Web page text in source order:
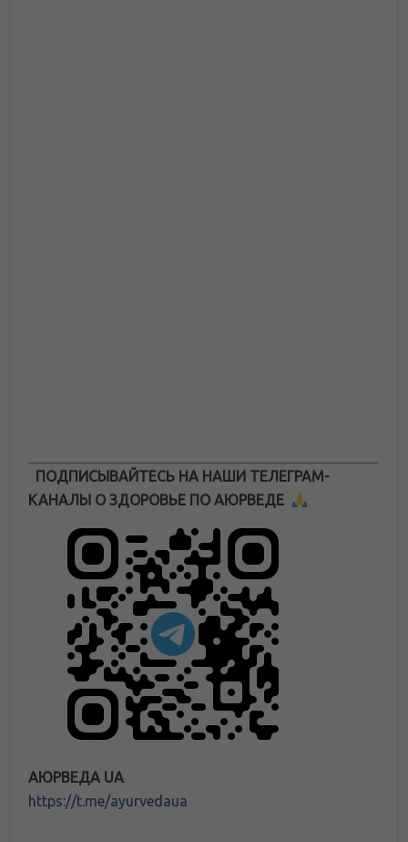
ПОДПИСЫВАЙТЕСЬ НА НАШИ ТЕЛЕГРАМ-
КАНАЛЫ О ЗДОРОВЬЕ ПО АЮРВЕДЕ
АЮРВЕДА UA
https://t.me/ayurvedaua